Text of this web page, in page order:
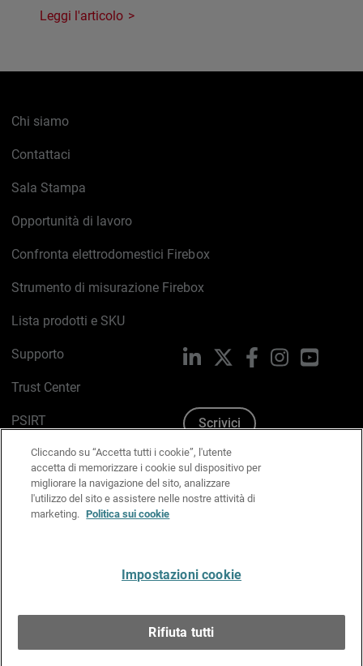
Leggi l'articolo
Chi siamo
Contattaci
Sala Stampa
Opportunità di lavoro
Confronta elettrodomestici Firebox
Strumento di misurazione Firebox
Lista prodotti e SKU
Supporto
Trust Center
PSIRT
Politica sui cookie
Informativa sulla privacy
Kit Media & Brand
LinkedIn FacebookInstagram
Scrivici
Cliccando su “Accetta tutti i cookie”, l'utente
accetta di memorizzare i cookie sul dispositivo per
migliorare la navigazione del sito, analizzare
l'utilizzo del sito e assistere nelle nostre attività di
marketing. Politica sui cookie
Impostazioni cookie
Rifiuta tutti